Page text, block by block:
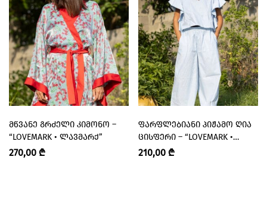
ᲛᲬᲕᲐᲜᲔ ᲒᲠᲫᲔᲚᲘ ᲙᲘᲛᲝᲜᲝ –
“LOVEMARK • ᲚᲐᲕᲛᲐᲠᲥ”
270,00 ₾
ᲤᲐᲠᲤᲚᲔᲑᲘᲐᲜᲘ ᲞᲘᲟᲐᲛᲝ ᲦᲘᲐ
ᲪᲘᲡᲤᲔᲠᲘ – “LOVEMARK •
ᲚᲐᲕᲛᲐᲠᲥ”
210,00 ₾